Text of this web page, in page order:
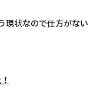
現状なので仕方がない